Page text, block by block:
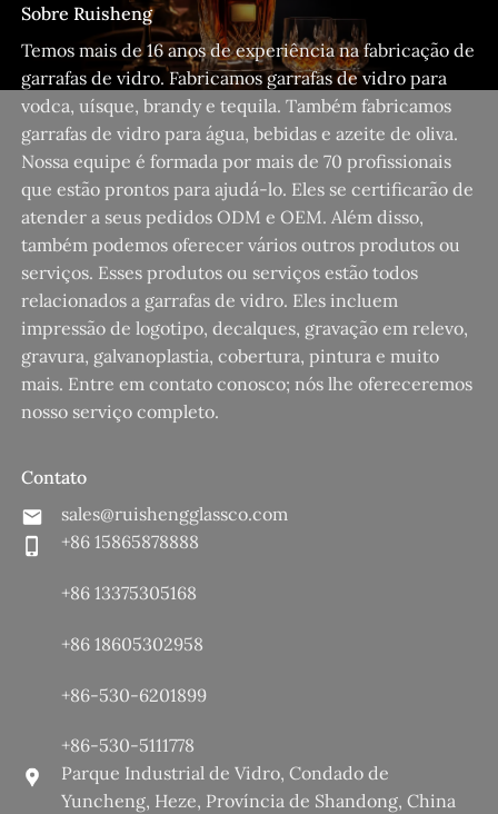
Sobre Ruisheng
Temos mais de 16 anos de experiência na fabricação de
garrafas de vidro. Fabricamos garrafas de vidro para
vodca, uísque, brandy e tequila. Também fabricamos
garrafas de vidro para água, bebidas e azeite de oliva.
Nossa equipe é formada por mais de 70 profissionais
que estão prontos para ajudá-lo. Eles se certificarão de
atender a seus pedidos ODM e OEM. Além disso,
também podemos oferecer vários outros produtos ou
serviços. Esses produtos ou serviços estão todos
relacionados a garrafas de vidro. Eles incluem
impressão de logotipo, decalques, gravação em relevo,
gravura, galvanoplastia, cobertura, pintura e muito
mais. Entre em contato conosco; nós lhe ofereceremos
nosso serviço completo.
Contato
sales@ruishengglassco.com
+86 15865878888
+86 13375305168
+86 18605302958
+86-530-6201899
+86-530-5111778
Parque Industrial de Vidro, Condado de
Yuncheng, Heze, Província de Shandong, China